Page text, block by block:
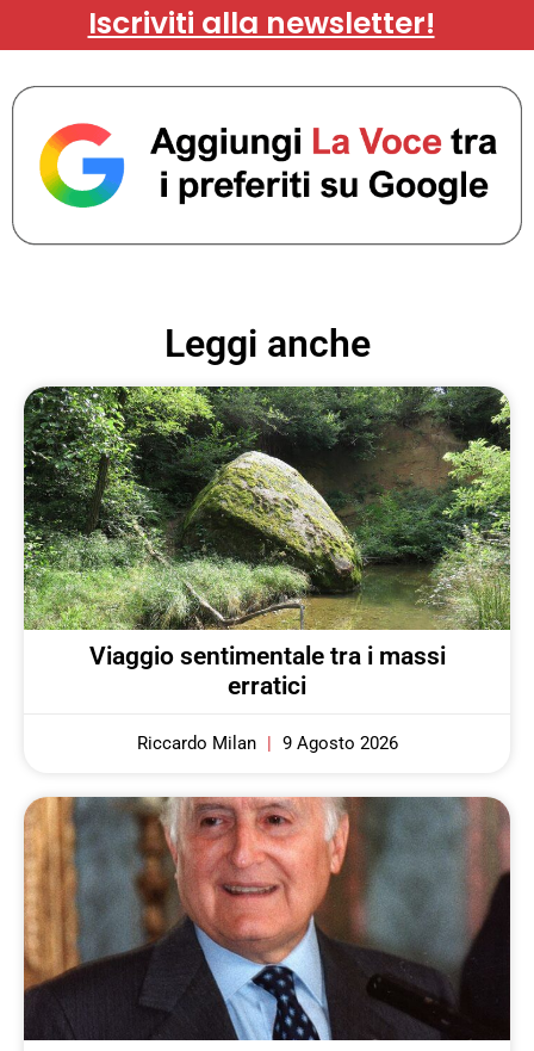
Iscriviti alla newsletter!
Leggi anche
Viaggio sentimentale tra i massi
erratici
Riccardo Milan 9 Agosto 2026